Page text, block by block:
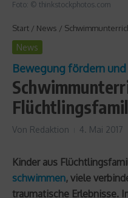
Foto: © thinkstockphotos.com
Start / News /
News
Bewegung fördern
Von Redaktion 4. Mai 2017
Kinder aus
schwimmen, viele
traumatische Erlebnisse.